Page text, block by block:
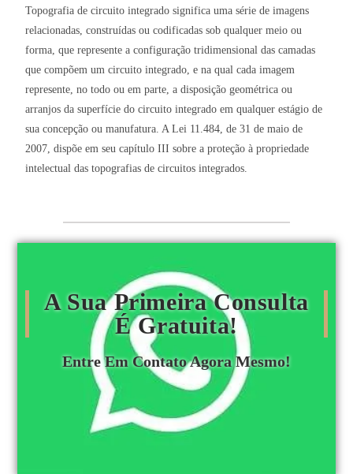
Topografia de circuito integrado significa uma série de imagens
relacionadas, construídas ou codificadas sob qualquer meio ou
forma, que represente a configuração tridimensional das camadas
que compõem um circuito integrado, e na qual cada imagem
represente, no todo ou em parte, a disposição geométrica ou
arranjos da superfície do circuito integrado em qualquer estágio de
sua concepção ou manufatura. A Lei 11.484, de 31 de maio de
2007, dispõe em seu capítulo III sobre a proteção à propriedade
intelectual das topografias de circuitos integrados.
A Sua Primeira Consulta
É Gratuita!
Entre Em Contato Agora Mesmo!